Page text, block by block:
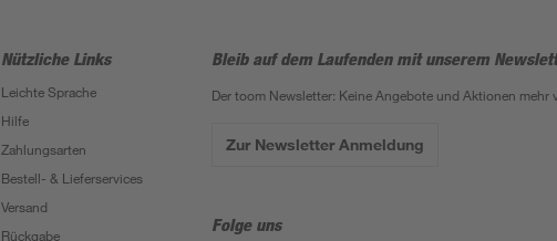
Nützliche Links
Leichte Sprache
Hilfe
Zahlungsarten
Bestell- & Lieferservices
Versand
Rückgabe
Bleib auf dem Laufenden mit unserem
Der toom Newsletter: Keine Angebote und Aktionen mehr
Zur Newsletter Anmeldung
Folge uns